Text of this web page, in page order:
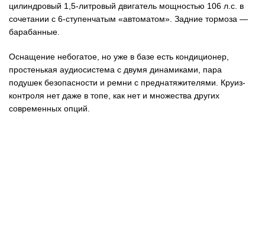
цилиндровый 1,5-литровый двигатель мощностью 106 л.с. в
сочетании с 6-ступенчатым «автоматом». Задние тормоза —
барабанные.
Оснащение небогатое, но уже в базе есть кондиционер,
простенькая аудиосистема с двумя динамиками, пара
подушек безопасности и ремни с преднатяжителями. Круиз-
контроля нет даже в топе, как нет и множества других
современных опций.